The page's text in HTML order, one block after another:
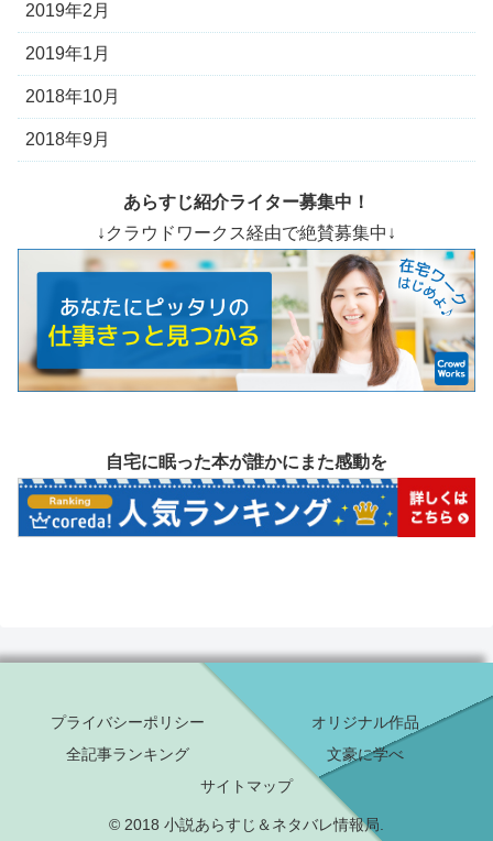
2019年2月
2019年1月
2018年10月
2018年9月
あらすじ紹介ライター募集中！
↓クラウドワークス経由で絶賛募集中↓
自宅に眠った本が誰かにまた感動を
プライバシーポリシー
オリジナル作品
全記事ランキング
文豪に学べ
サイトマップ
© 2018 小説あらすじ＆ネタバレ情報局.